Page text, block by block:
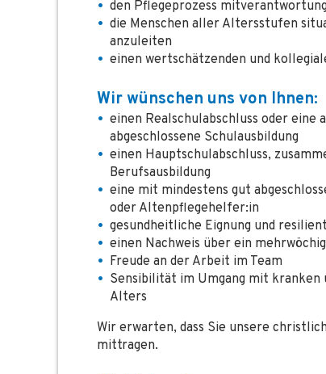
den Pflegeprozess
die Menschen aller Altersstufen
anzuleiten
einen wertschätzenden und
Wir wünschen uns von Ihnen:
einen Realschulabschluss oder eine
abgeschlossene Schulausbildung
einen Hauptschulabschluss,
Berufsausbildung
eine mit mindestens gut
oder Altenpflegehelfer:in
gesundheitliche Eignung und
einen Nachweis über ein
Freude an der Arbeit im Team
Sensibilität im Umgang mit
Alters
Wir erwarten, dass Sie unsere
mittragen.